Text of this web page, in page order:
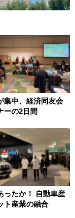
集中、経済同友会
ーの2日間
ったか！ 自動車産
ト産業の融合